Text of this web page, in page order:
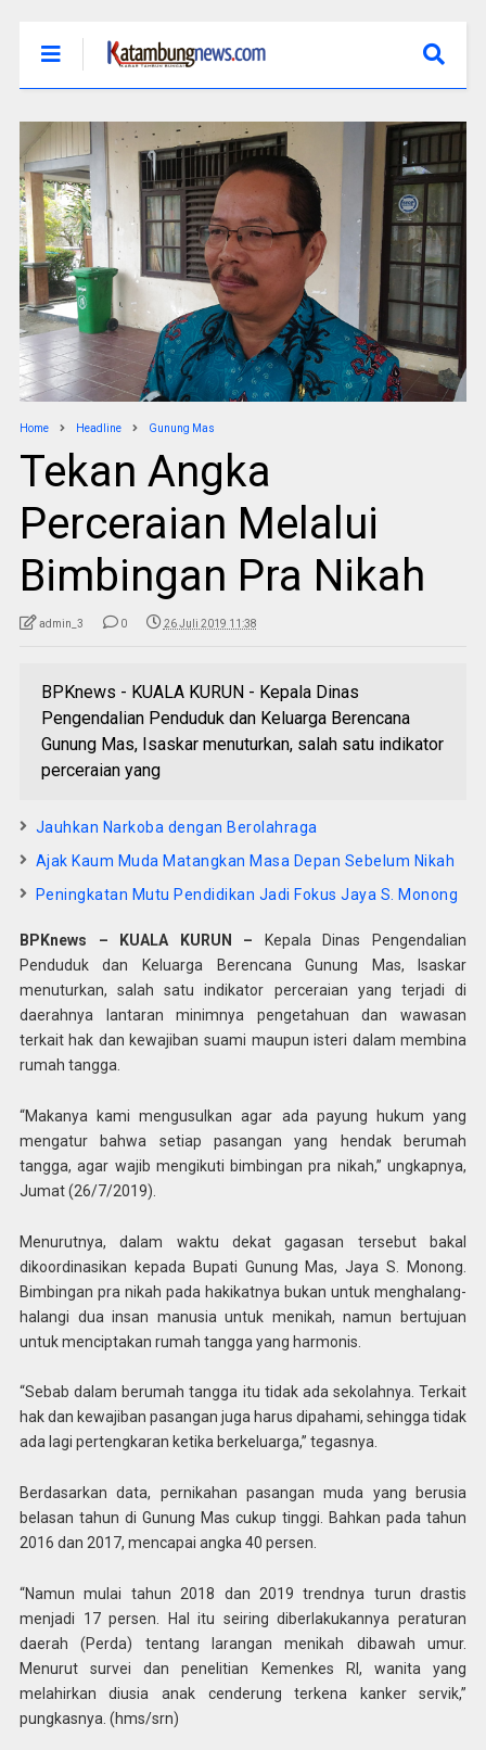
Home Headline Gunung Mas
Tekan Angka
Perceraian Melalui
Bimbingan Pra Nikah
admin_3 0 26 Juli 2019 11:38
BPKnews - KUALA KURUN - Kepala Dinas
Pengendalian Penduduk dan Keluarga Berencana
Gunung Mas, Isaskar menuturkan, salah satu indikator
perceraian yang
Jauhkan Narkoba dengan Berolahraga
Ajak Kaum Muda Matangkan Masa Depan Sebelum Nikah
Peningkatan Mutu Pendidikan Jadi Fokus Jaya S. Monong
BPKnews – KUALA KURUN – Kepala Dinas Pengendalian
Penduduk dan Keluarga Berencana Gunung Mas, Isaskar
menuturkan, salah satu indikator perceraian yang terjadi di
daerahnya lantaran minimnya pengetahuan dan wawasan
terkait hak dan kewajiban suami maupun isteri dalam membina
rumah tangga.
“Makanya kami mengusulkan agar ada payung hukum yang
mengatur bahwa setiap pasangan yang hendak berumah
tangga, agar wajib mengikuti bimbingan pra nikah,” ungkapnya,
Jumat (26/7/2019).
Menurutnya, dalam waktu dekat gagasan tersebut bakal
dikoordinasikan kepada Bupati Gunung Mas, Jaya S. Monong.
Bimbingan pra nikah pada hakikatnya bukan untuk menghalang-
halangi dua insan manusia untuk menikah, namun bertujuan
untuk menciptakan rumah tangga yang harmonis.
“Sebab dalam berumah tangga itu tidak ada sekolahnya. Terkait
hak dan kewajiban pasangan juga harus dipahami, sehingga tidak
ada lagi pertengkaran ketika berkeluarga,” tegasnya.
Berdasarkan data, pernikahan pasangan muda yang berusia
belasan tahun di Gunung Mas cukup tinggi. Bahkan pada tahun
2016 dan 2017, mencapai angka 40 persen.
“Namun mulai tahun 2018 dan 2019 trendnya turun drastis
menjadi 17 persen. Hal itu seiring diberlakukannya peraturan
daerah (Perda) tentang larangan menikah dibawah umur.
Menurut survei dan penelitian Kemenkes RI, wanita yang
melahirkan diusia anak cenderung terkena kanker servik,”
pungkasnya. (hms/srn)